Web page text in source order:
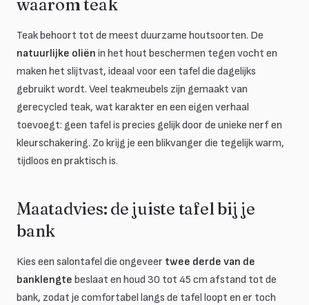
waarom teak
Teak behoort tot de meest duurzame houtsoorten. De
natuurlijke oliën in het hout beschermen tegen vocht en
maken het slijtvast, ideaal voor een tafel die dagelijks
gebruikt wordt. Veel teakmeubels zijn gemaakt van
gerecycled teak, wat karakter en een eigen verhaal
toevoegt: geen tafel is precies gelijk door de unieke nerf en
kleurschakering. Zo krijg je een blikvanger die tegelijk warm,
tijdloos en praktisch is.
Maatadvies: de juiste tafel bij je
bank
Kies een salontafel die ongeveer twee derde van de
banklengte beslaat en houd 30 tot 45 cm afstand tot de
bank, zodat je comfortabel langs de tafel loopt en er toch